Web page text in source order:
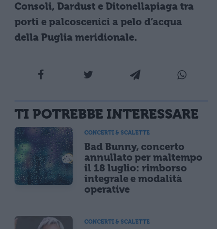
Consoli, Dardust e Ditonellapiaga tra
porti e palcoscenici a pelo d’acqua
della Puglia meridionale.
TI POTREBBE INTERESSARE
CONCERTI & SCALETTE
Bad Bunny, concerto
annullato per maltempo
il 18 luglio: rimborso
integrale e modalità
operative
CONCERTI & SCALETTE